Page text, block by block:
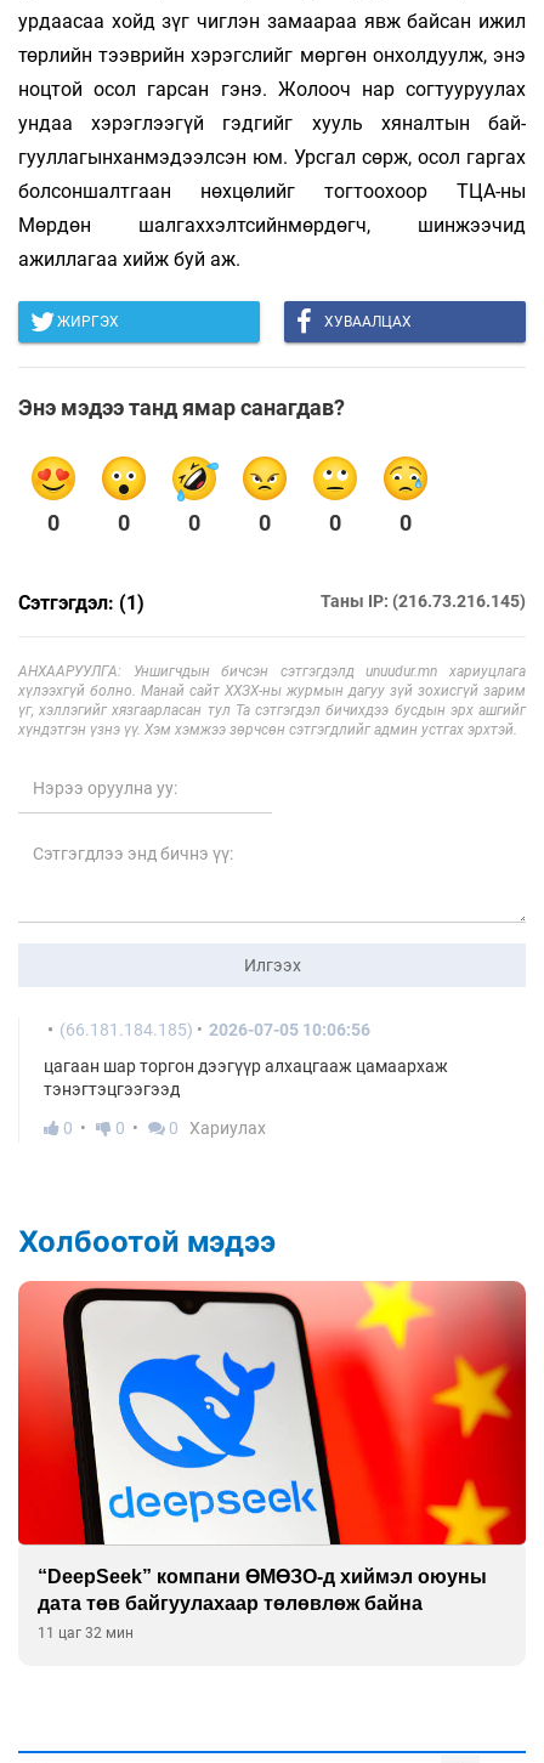
урдаасаа хойд зүг чиглэн замаараа явж байсан ижил
төрлийн тээврийн хэрэгслийг мөргөн онхолдуулж, энэ
ноцтой осол гарсан гэнэ. Жолооч нар согтууруулах
ундаа хэрэглээгүй гэдгийг хууль хяналтын бай­
гууллагынханмэдээлсэн юм. Урсгал сөрж, осол гаргах
бол­соншалтгаан нөхцөлийг тогтоохоор ТЦА-ны
Мөрдөн шал­гаххэлт­сийнмөрдөгч, шинжээчид
ажиллагаа хийж буй аж.
ЖИРГЭХ ХУВААЛЦАХ
Энэ мэдээ танд ямар санагдав?
0 0 0 0 0 0
Сэтгэгдэл: (1) Таны IP: (216.73.216.145)
АНХААРУУЛГА: Уншигчдын бичсэн сэтгэгдэлд unuudur.mn хариуцлага
хүлээхгүй болно. Манай сайт ХХЗХ-ны журмын дагуу зүй зохисгүй зарим
үг, хэллэгийг хязгаарласан тул Та сэтгэгдэл бичихдээ бусдын эрх ашгийг
хүндэтгэн үзнэ үү. Хэм хэмжээ зөрчсөн сэтгэгдлийг админ устгах эрхтэй.
Илгээх
(66.181.184.185)
2026-07-05 10:06:56
цагаан шар торгон дээгүүр алхацгааж цамаархаж
тэнэгтэцгээгээд
0
0 0 Хариулах
Холбоотой мэдээ
“DeepSeek” компани ӨМӨЗО-д хиймэл оюуны
дата төв байгуулахаар төлөвлөж байна
11 цаг 32 мин